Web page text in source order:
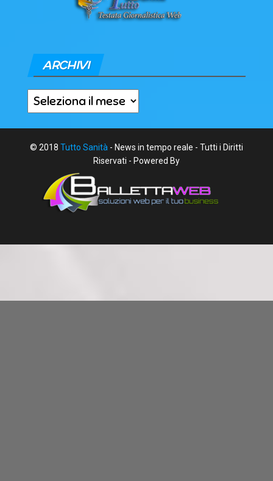
ARCHIVI
Archivi
© 2018 Tutto Sanità - News in tempo reale - Tutti i Diritti
Riservati - Powered By